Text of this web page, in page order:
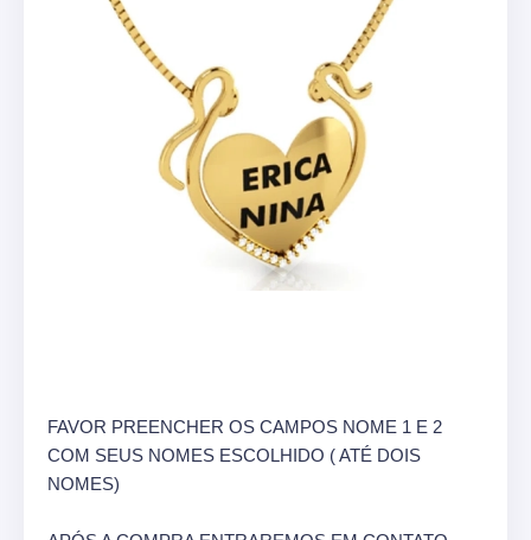
FAVOR PREENCHER OS CAMPOS NOME 1 E 2
COM SEUS NOMES ESCOLHIDO ( ATÉ DOIS
NOMES)